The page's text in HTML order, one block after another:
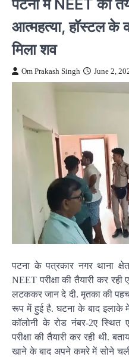
आत्महत्या, हॉस्टल
मिला शव
Om Prakash Singh June 2,
पटना के पत्रकार नगर थाना
NEET परीक्षा की तैयारी कर
लटककर जान दे दी. मृतका की
रूप में हुई है. घटना के बाद इलाके
कॉलोनी के रोड नंबर-2ए
परीक्षा की तैयारी कर रही थी.
खाने के बाद अपने कमरे में सोने